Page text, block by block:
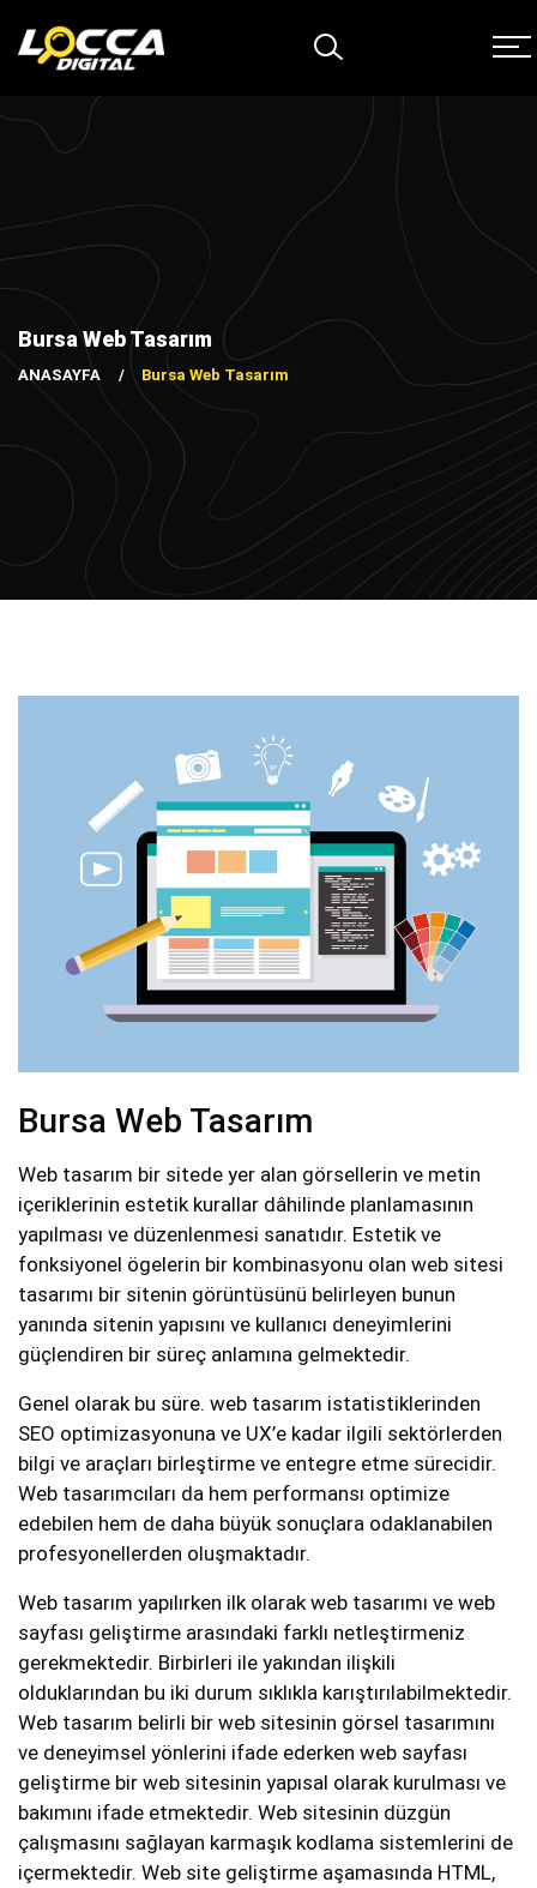
Bursa Web Tasarım
ANASAYFA Bursa Web Tasarım
Bursa Web Tasarım
Web tasarım bir sitede yer alan görsellerin ve metin
içeriklerinin estetik kurallar dâhilinde planlamasının
yapılması ve düzenlenmesi sanatıdır. Estetik ve
fonksiyonel ögelerin bir kombinasyonu olan web sitesi
tasarımı bir sitenin görüntüsünü belirleyen bunun
yanında sitenin yapısını ve kullanıcı deneyimlerini
güçlendiren bir süreç anlamına gelmektedir.
Genel olarak bu süre. web tasarım istatistiklerinden
SEO optimizasyonuna ve UX’e kadar ilgili sektörlerden
bilgi ve araçları birleştirme ve entegre etme sürecidir.
Web tasarımcıları da hem performansı optimize
edebilen hem de daha büyük sonuçlara odaklanabilen
profesyonellerden oluşmaktadır.
Web tasarım yapılırken ilk olarak web tasarımı ve web
sayfası geliştirme arasındaki farklı netleştirmeniz
gerekmektedir. Birbirleri ile yakından ilişkili
olduklarından bu iki durum sıklıkla karıştırılabilmektedir.
Web tasarım belirli bir web sitesinin görsel tasarımını
ve deneyimsel yönlerini ifade ederken web sayfası
geliştirme bir web sitesinin yapısal olarak kurulması ve
bakımını ifade etmektedir. Web sitesinin düzgün
çalışmasını sağlayan karmaşık kodlama sistemlerini de
içermektedir. Web site geliştirme aşamasında HTML,